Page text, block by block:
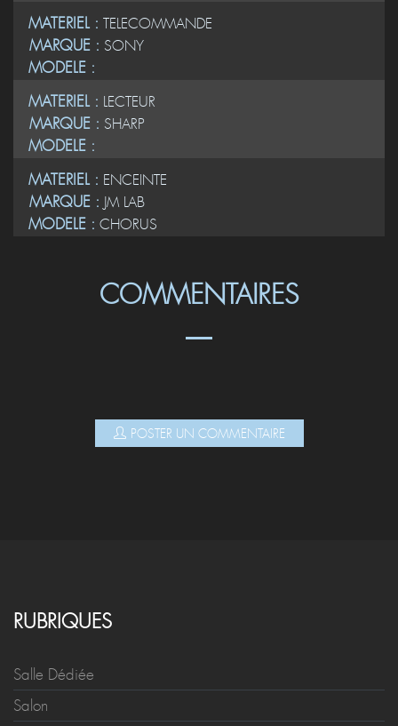
MATERIEL : TELECOMMANDE
MARQUE : SONY
MODELE :
MATERIEL : LECTEUR
MARQUE : SHARP
MODELE :
MATERIEL : ENCEINTE
MARQUE : JM LAB
MODELE : CHORUS
COMMENTAIRES
POSTER UN COMMENTAIRE
RUBRIQUES
Salle Dédiée
Salon